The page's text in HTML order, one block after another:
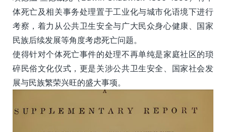
体死亡及相关事务处理置于工业化与城市化语境下进行
考察，着力从公共卫生安全与广大民众身心健康、国家
民族后续发展等角度考虑死亡问题。
使得针对个体死亡事件的处理不再单纯是家庭社区的琐
碎民俗文化仪式，更是关涉公共卫生安全、国家社会发
展与民族繁荣兴旺的盛大事项。